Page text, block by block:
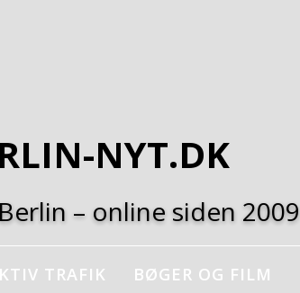
NYT.DK
– online siden 2009
TRAFIK BØGER OG FILM